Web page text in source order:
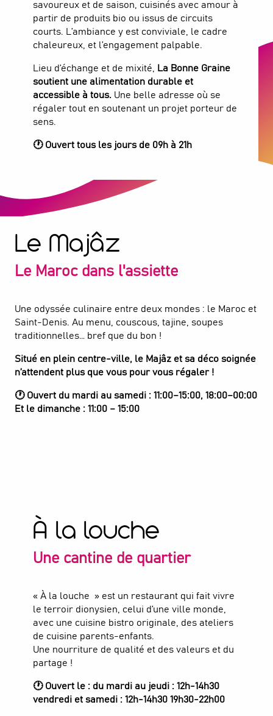
savoureux et de saison, cuisinés avec amour à
partir de produits bio ou issus de circuits
courts. L’ambiance y est conviviale, le cadre
chaleureux, et l’engagement palpable.
Lieu d’échange et de mixité,
La Bonne Graine
soutient une alimentation durable et
accessible à tous. Une belle adresse où se
régaler tout en soutenant un projet porteur de
sens.
🕐 Ouvert tous les jours de 09h à 21h
COMMERCES
Saint-Denis
Le Majâz
Le Maroc dans l'assiette
Une odyssée culinaire entre deux mondes : le Maroc et
Saint-Denis. Au menu, couscous, tajine, soupes
traditionnelles… bref que du bon !
Situé en plein centre-ville, le Majâz et sa déco soignée
n’attendent plus que vous pour vous régaler !
🕐 Ouvert du mardi au samedi : 11:00–15:00, 18:00–00:00
Et le dimanche : 11:00 – 15:00
À la louche
Une cantine de quartier
« À la louche » est un restaurant qui fait vivre
le terroir dionysien, celui d’une ville monde,
avec une cuisine bistro originale, des ateliers
de cuisine parents-enfants.
Une nourriture de qualité et des valeurs et du
partage !
🕐 Ouvert le : du mardi au jeudi : 12h-14h30
vendredi et samedi : 12h-14h30 19h30-22h00